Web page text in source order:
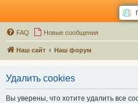
FAQ Новые сообщения
Наш сайт Наш форум
Удалить cookies
Вы уверены, что хотите удалить все